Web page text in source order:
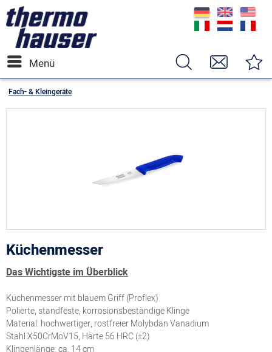
Menü
Fach- & Kleingeräte
Küchenmesser
Das Wichtigste im Überblick
Küchenmesser mit blauem Griff (Proflex)
Polierte, standfeste, korrosionsbeständige Klinge
Material: hochwertiger, rostfreier Molybdän Vanadium
Stahl X50CrMoV15, Härte 56 HRC (±2)
Klingenlänge: ca. 14 cm